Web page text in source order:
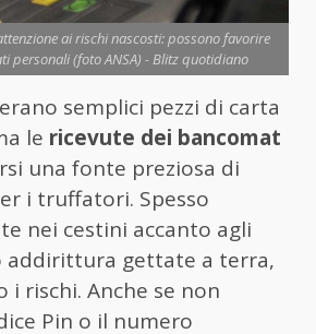
ai rischi nascosti: possono favorire
personali (foto ANSA) - Blitz quotidiano
semplici pezzi di carta
le ricevute dei bancomat
una fonte preziosa di
i truffatori. Spesso
nei cestini accanto agli
addirittura gettate a terra,
rischi. Anche se non
Pin o il numero